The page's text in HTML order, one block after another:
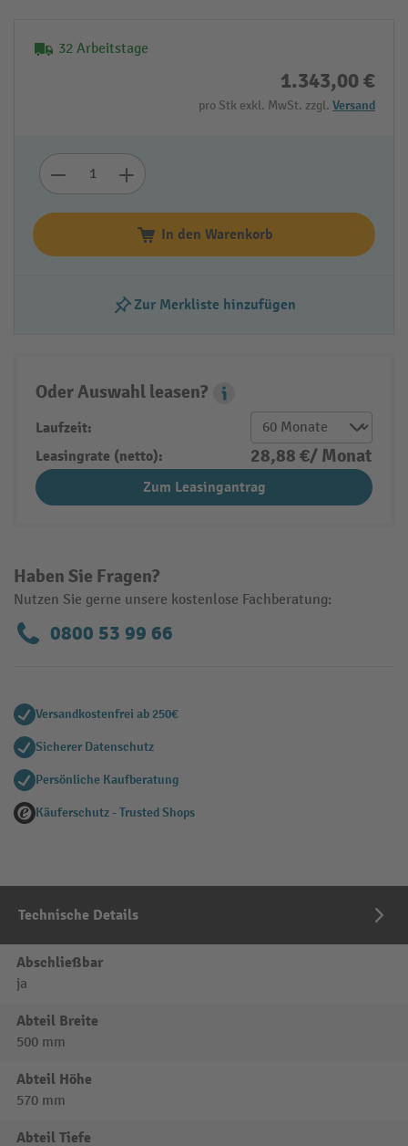
32 Arbeitstage
1.343,00 €
pro Stk exkl. MwSt. zzgl. Versand
In den Warenkorb
Zur Merkliste hinzufügen
Haben Sie Fragen?
Nutzen Sie gerne unsere kostenlose Fachberatung:
0800 53 99 66
Oder Auswahl leasen?
Leasing Popover
Laufzeit:
Leasingrate (netto):
28,88 €/ Monat
Zum Leasingantrag
Versandkostenfrei ab 250€
Sicherer Datenschutz
Persönliche Kaufberatung
Käuferschutz - Trusted Shops
Technische Details
Abschließbar
ja
Abteil Breite
500 mm
Abteil Höhe
570 mm
Abteil Tiefe